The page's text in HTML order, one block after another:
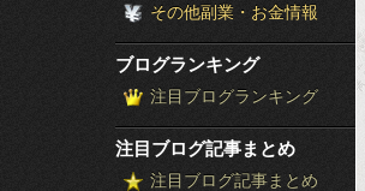
その他副業・お金情報
ブログランキング
注目ブログランキング
注目ブログ記事まとめ
注目ブログ記事まとめ